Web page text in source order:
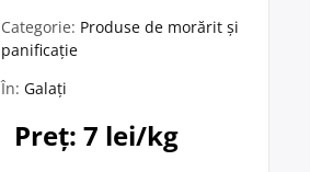
Categorie: Produse de morărit și
panificație
În: Galați
Preț: 7 lei/kg